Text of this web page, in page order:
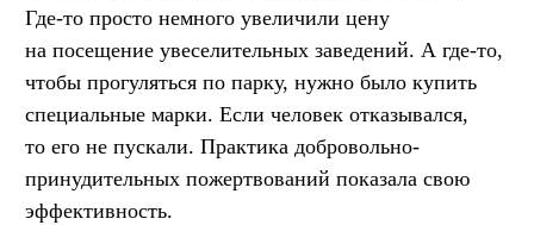
Где-то просто немного увеличили цену
на посещение увеселительных заведений. А где-то,
чтобы прогуляться по парку, нужно было купить
специальные марки. Если человек отказывался,
то его не пускали. Практика добровольно-
принудительных пожертвований показала свою
эффективность.